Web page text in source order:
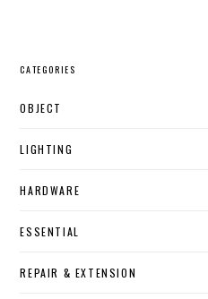
CATEGORIES
OBJECT
LIGHTING
HARDWARE
ESSENTIAL
REPAIR & EXTENSION